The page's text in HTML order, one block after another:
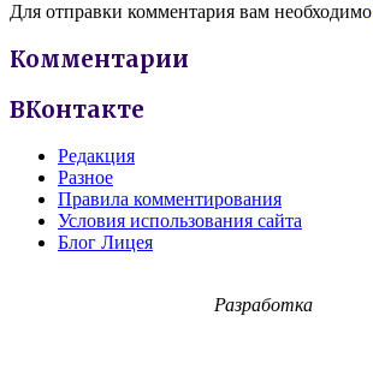
Для отправки комментария вам необходимо
Комментарии
ВКонтакте
Редакция
Разное
Правила комментирования
Условия использования сайта
Блог Лицея
Разработка